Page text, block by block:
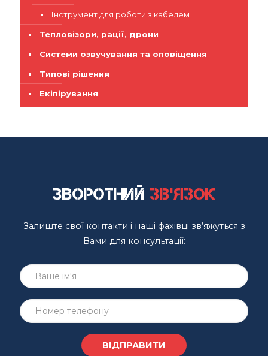
Інструмент для роботи з кабелем
Тепловізори, рації, дрони
Системи озвучування та оповіщення
Типові рішення
Екіпірування
Зворотний зв'язок
Залиште свої контакти і наші фахівці зв’яжуться з
Вами для консультації: